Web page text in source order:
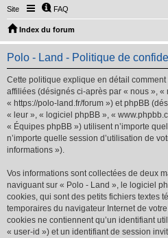
Site FAQ
Index du forum
Polo - Land - Politique de
Cette politique explique en détail
affiliées (désignés ci-après par « nous », «
« https://polo-land.fr/forum ») et phpBB
« leur », « logiciel phpBB », «
« Équipes phpBB ») utilisent n’importe
n’importe quelle session d’utilisation de
informations »).
Vos informations sont collectées de deux
naviguant sur « Polo - Land », le logiciel
cookies, qui sont des petits fichiers textes
temporaires du navigateur Internet de
cookies ne contiennent qu’un identifiant
« user-id ») et un identifiant de session